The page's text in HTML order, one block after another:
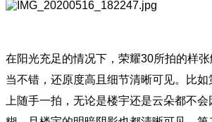
在阳光充足的情况下，荣耀30所拍的样
当不错，还原度高且细节清晰可见。比
上随手一拍，无论是楼宇还是云朵都不